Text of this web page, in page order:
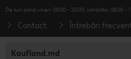
De luni până vineri: 08:00 - 20:00; sâmbăta: 08:00 -
Contact Întrebări
Kaufland.md